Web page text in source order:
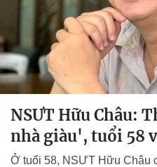
NSƯT Hữu Châu:
nhà giàu', tuổi 58
Ở tuổi 58, NSƯT Hữu Châu